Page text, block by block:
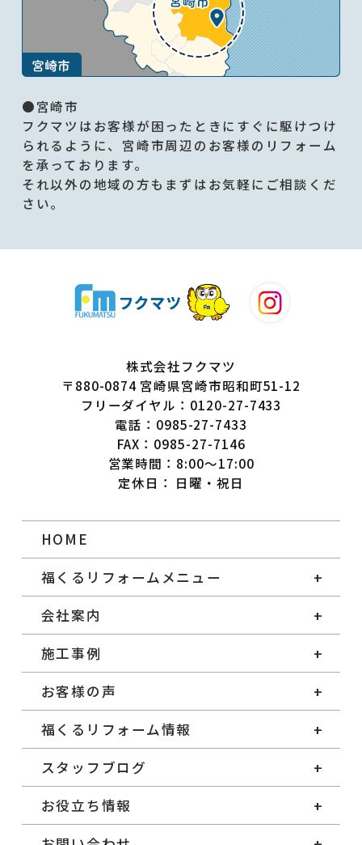
●宮崎市
フクマツはお客様が困ったときにすぐに駆けつけ
られるように、宮崎市周辺のお客様のリフォーム
を承っております。
それ以外の地域の方もまずはお気軽にご相談くだ
さい。
株式会社フクマツ
〒880-0874 宮崎県宮崎市昭和町51-12
フリーダイヤル：0120-27-7433
電話：0985-27-7433
FAX：0985-27-7146
営業時間：8:00～17:00
定休日： 日曜・祝日
HOME
福くるリフォームメニュー
会社案内
施工事例
お客様の声
福くるリフォーム情報
スタッフブログ
お役立ち情報